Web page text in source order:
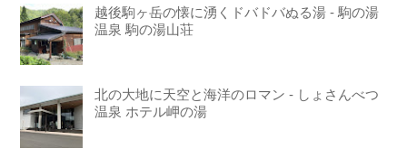
越後駒ヶ岳の懐に湧くドバドバぬる湯 - 駒の湯
温泉 駒の湯山荘
北の大地に天空と海洋のロマン - しょさんべつ
温泉 ホテル岬の湯